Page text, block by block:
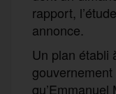
rapport,
annonce.
Un plan établi
gouvernement